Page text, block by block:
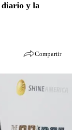
diario y la
Compartir